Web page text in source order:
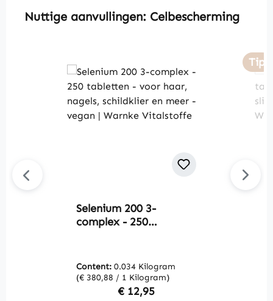
Skip product gallery
Nuttige aanvullingen: Celbescherming
Selenium 200 3-
complex - 250
meer - vegan | Warnke
Vitalstoffe
Content: 0.034 Kilogram
(€ 380,88 / 1 Kilogram)
Regular price:
€ 12,95
Tip